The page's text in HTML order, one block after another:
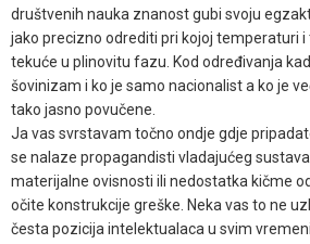
društvenih nauka znanost gubi svoju
jako precizno odrediti pri kojoj temperaturi i
tekuće u plinovitu fazu. Kod određivanja
šovinizam i ko je samo nacionalist a ko je
tako jasno povučene.
Ja vas svrstavam točno ondje gdje
se nalaze propagandisti vladajućeg
materijalne ovisnosti ili nedostatka kičme
očite konstrukcije greške. Neka vas to ne
česta pozicija intelektualaca u svim